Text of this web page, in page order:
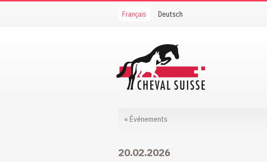
Français Deutsch
Cheval Suisse
« Événements
20.02.2026